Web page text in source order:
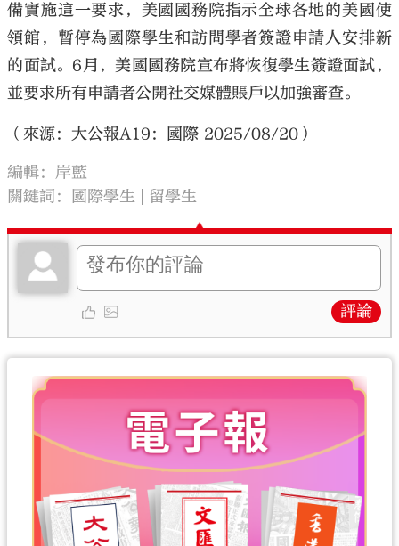
備實施這一要求，美國國務院指示全球各地的美國使
領館，暫停為國際學生和訪問學者簽證申請人安排新
的面試。6月，美國國務院宣布將恢復學生簽證面試，
並要求所有申請者公開社交媒體賬戶以加強審查。
（來源：大公報A19：國際 2025/08/20）
編輯：岸藍
關鍵詞：
國際學生 留學生
評論